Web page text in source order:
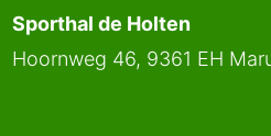
Sporthal de Holten
Hoornweg 46, 9361 EH